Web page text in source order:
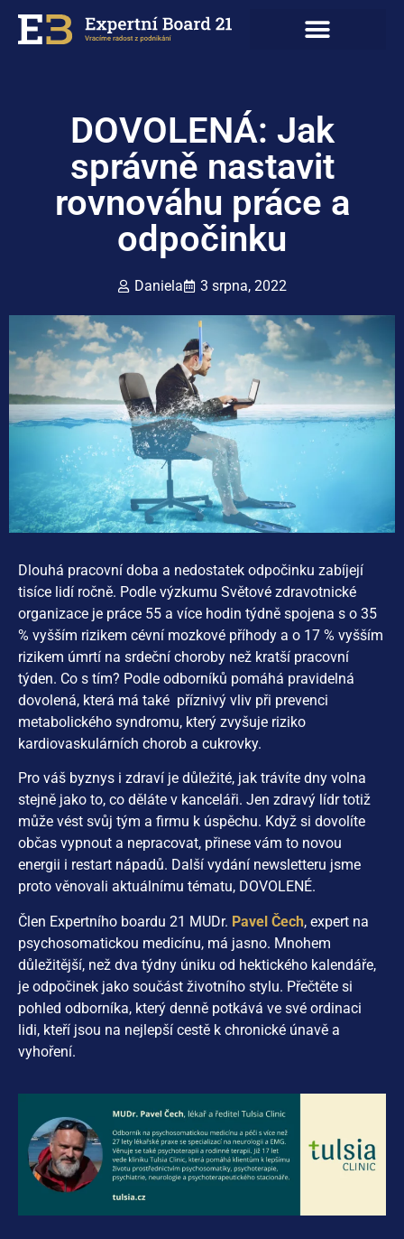
DOVOLENÁ: Jak
správně nastavit
rovnováhu práce a
odpočinku
Daniela 3 srpna, 2022
Dlouhá pracovní doba a nedostatek odpočinku zabíjejí
tisíce lidí ročně. Podle výzkumu Světové zdravotnické
organizace je práce 55 a více hodin týdně spojena s o 35
% vyšším rizikem cévní mozkové příhody a o 17 % vyšším
rizikem úmrtí na srdeční choroby než kratší pracovní
týden. Co s tím? Podle odborníků pomáhá pravidelná
dovolená, která má také příznivý vliv při prevenci
metabolického syndromu, který zvyšuje riziko
kardiovaskulárních chorob a cukrovky.
Pro váš byznys i zdraví je důležité, jak trávíte dny volna
stejně jako to, co děláte v kanceláři. Jen zdravý lídr totiž
může vést svůj tým a firmu k úspěchu. Když si dovolíte
občas vypnout a nepracovat, přinese vám to novou
energii i restart nápadů. Další vydání newsletteru jsme
proto věnovali aktuálnímu tématu, DOVOLENÉ.
Člen Expertního boardu 21 MUDr. Pavel Čech, expert na
psychosomatickou medicínu, má jasno. Mnohem
důležitější, než dva týdny úniku od hektického kalendáře,
je odpočinek jako součást životního stylu. Přečtěte si
pohled odborníka, který denně potkává ve své ordinaci
lidi, kteří jsou na nejlepší cestě k chronické únavě a
vyhoření.